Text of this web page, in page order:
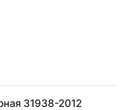
31938-2012